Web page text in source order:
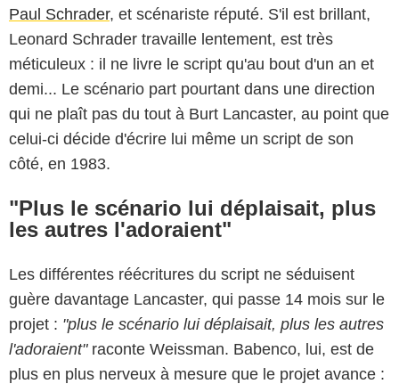
Paul Schrader, et scénariste réputé. S'il est brillant,
Leonard Schrader travaille lentement, est très
méticuleux : il ne livre le script qu'au bout d'un an et
demi... Le scénario part pourtant dans une direction
qui ne plaît pas du tout à Burt Lancaster, au point que
celui-ci décide d'écrire lui même un script de son
côté, en 1983.
"Plus le scénario lui déplaisait, plus
les autres l'adoraient"
Les différentes réécritures du script ne séduisent
guère davantage Lancaster, qui passe 14 mois sur le
projet : "plus le scénario lui déplaisait, plus les autres
l'adoraient"raconte Weissman. Babenco, lui, est de
plus en plus nerveux à mesure que le projet avance :